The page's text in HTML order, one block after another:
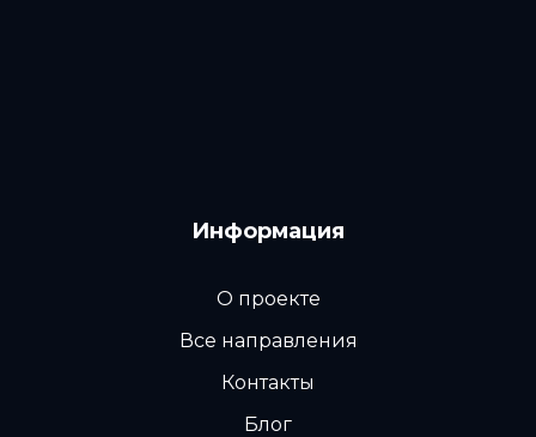
Информация
О проекте
Все направления
Контакты
Блог